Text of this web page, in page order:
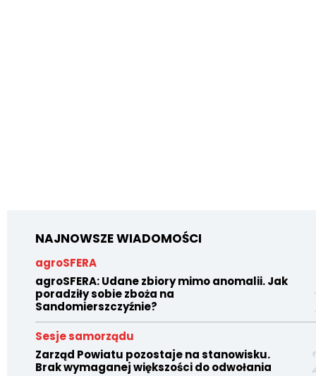
NAJNOWSZE WIADOMOŚCI
agroSFERA
agroSFERA: Udane zbiory mimo anomalii. Jak
poradziły sobie zboża na
Sandomierszczyźnie?
Sesje samorządu
Zarząd Powiatu pozostaje na stanowisku.
Brak wymaganej większości do odwołania